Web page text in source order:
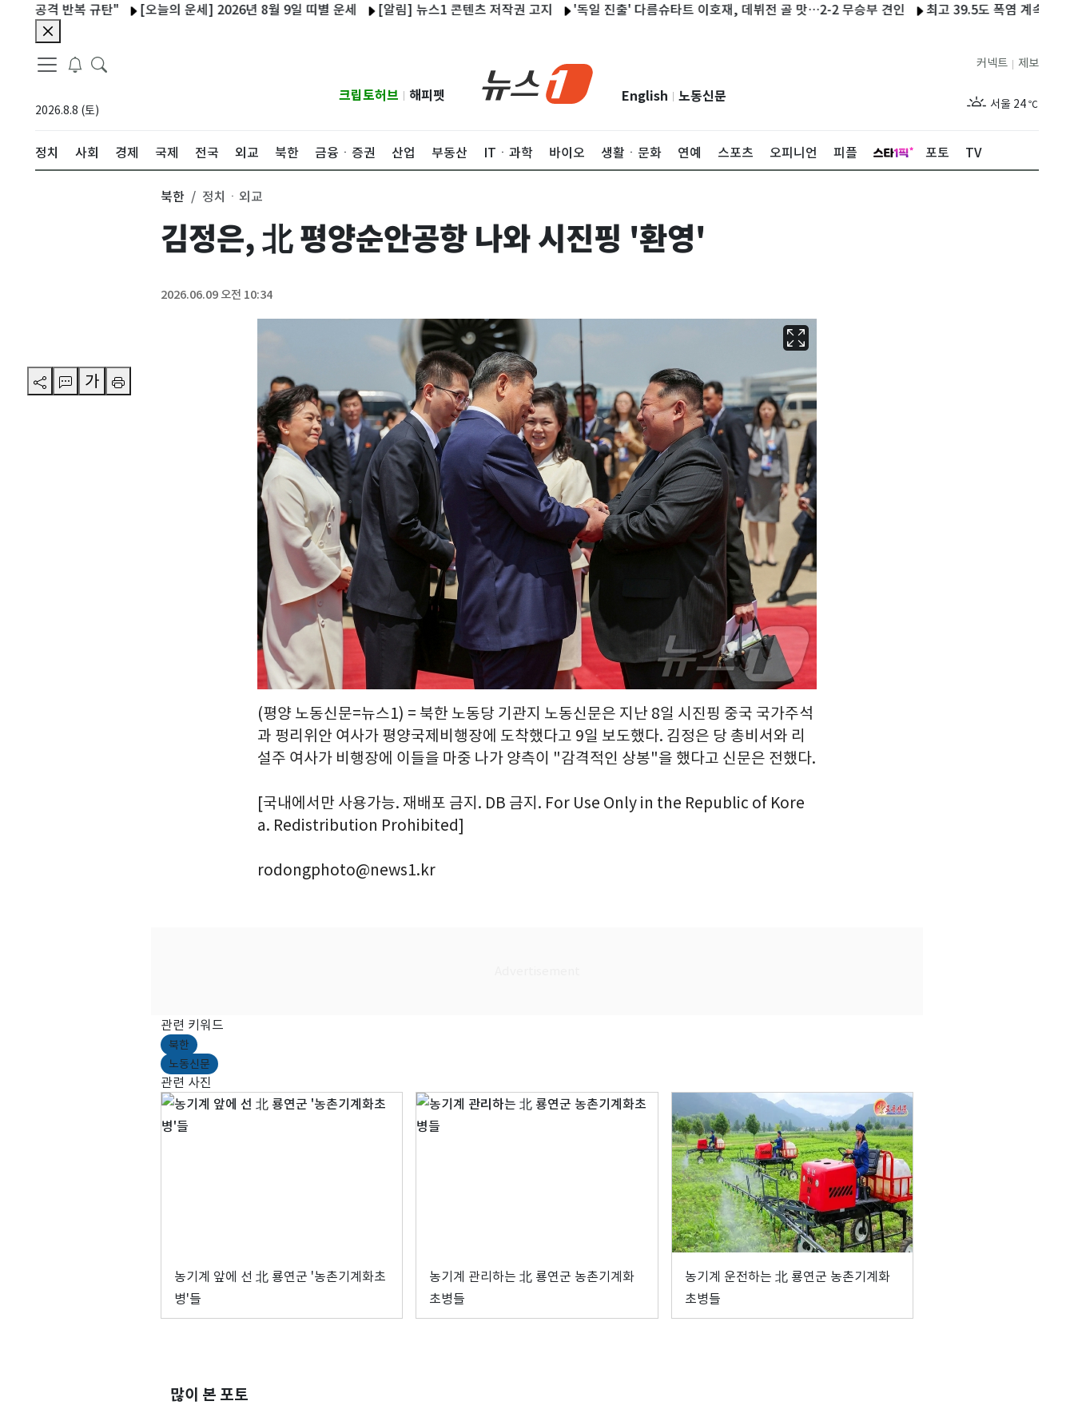
격 반복 규탄" [오늘의 운세] 2026년 8월 9일 띠별 운세 [알림] 뉴스1 콘텐츠 저작권 고지 '독일 진출' 다름슈타트 이호재, 데뷔전 골 맛…2-2 무승부 견인 최고 39.5도 폭염 계속…온열질환
2026.8.8 (토)
크립토허브 해피펫 English 노동신문
제보
커넥트
서울 24 ℃
정치 사회 경제 국제 전국 외교 북한 금융ㆍ증권 산업 부동산 ITㆍ과학 바이오 생활ㆍ문화 연예 스포츠 오피니언 피플 포토 TV
가
북한 정치ㆍ외교
김정은, 北 평양순안공항 나와 시진핑 '환영'
2026.06.09 오전 10:34
(평양 노동신문=뉴스1) = 북한 노동당 기관지 노동신문은 지난 8일 시진핑 중국 국가주석
과 펑리위안 여사가 평양국제비행장에 도착했다고 9일 보도했다. 김정은 당 총비서와 리
설주 여사가 비행장에 이들을 마중 나가 양측이 "감격적인 상봉"을 했다고 신문은 전했다.
[국내에서만 사용가능. 재배포 금지. DB 금지. For Use Only in the Republic of Kore
a. Redistribution Prohibited]
rodongphoto@news1.kr
관련 키워드
북한
노동신문
관련 사진
농기계 앞에 선 北 룡연군 '농촌기계화초
병'들
농기계 관리하는 北 룡연군 농촌기계화
초병들
농기계 운전하는 北 룡연군 농촌기계화
초병들
많이 본 포토